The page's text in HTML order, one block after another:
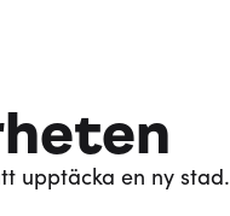
upptäcka en ny stad.